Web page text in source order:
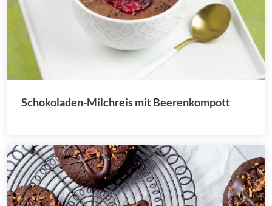
Schokoladen-Milchreis mit Beerenkompott